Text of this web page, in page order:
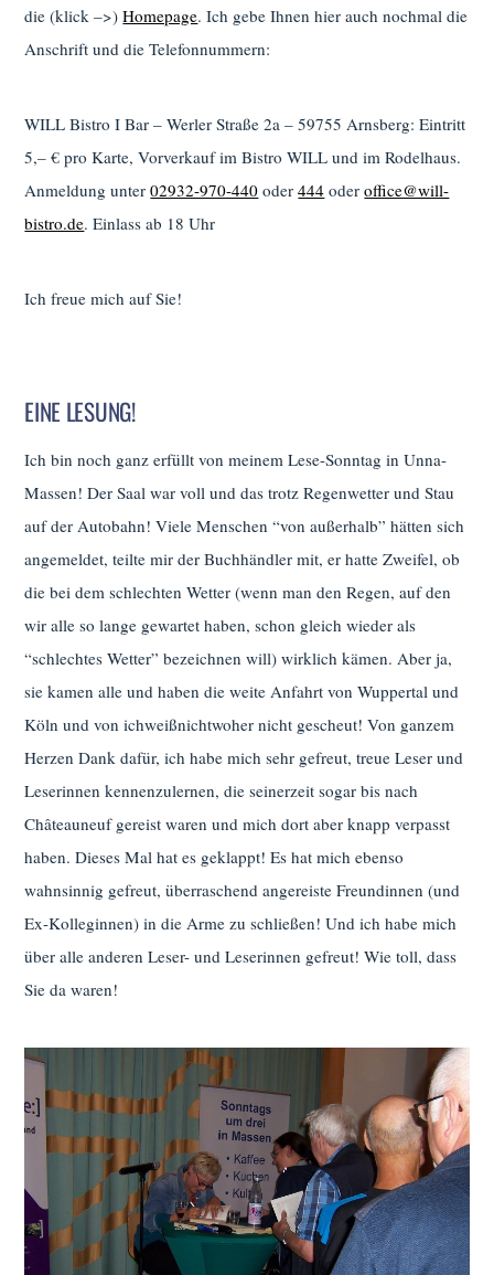
die (klick –>)Homepage. Ich gebe Ihnen hier auch nochmal die
Anschrift und die Telefonnummern:
WILL Bistro I Bar – Werler Straße 2a – 59755 Arnsberg: Eintritt
5,– € pro Karte, Vorverkauf im Bistro WILL und im Rodelhaus.
Anmeldung unter02932-970-440 oder444 oderoffice@will-
bistro.de. Einlass ab 18 Uhr
Ich freue mich auf Sie!
EINE LESUNG!
Ich bin noch ganz erfüllt von meinem Lese-Sonntag in Unna-
Massen! Der Saal war voll und das trotz Regenwetter und Stau
auf der Autobahn! Viele Menschen “von außerhalb” hätten sich
angemeldet, teilte mir der Buchhändler mit, er hatte Zweifel, ob
die bei dem schlechten Wetter (wenn man den Regen, auf den
wir alle so lange gewartet haben, schon gleich wieder als
“schlechtes Wetter” bezeichnen will) wirklich kämen. Aber ja,
sie kamen alle und haben die weite Anfahrt von Wuppertal und
Köln und von ichweißnichtwoher nicht gescheut! Von ganzem
Herzen Dank dafür, ich habe mich sehr gefreut, treue Leser und
Leserinnen kennenzulernen, die seinerzeit sogar bis nach
Châteauneuf gereist waren und mich dort aber knapp verpasst
haben. Dieses Mal hat es geklappt! Es hat mich ebenso
wahnsinnig gefreut, überraschend angereiste Freundinnen (und
Ex-Kolleginnen) in die Arme zu schließen! Und ich habe mich
über alle anderen Leser- und Leserinnen gefreut! Wie toll, dass
Sie da waren!